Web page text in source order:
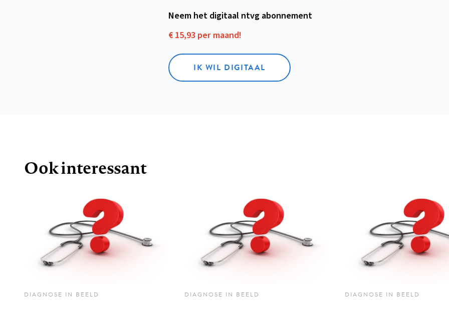
Neem het digitaal ntvg abonnement
€ 15,93 per maand!
IK WIL DIGITAAL
Ook interessant
DIAGNOSE IN BEELD DIAGNOSE IN BEELD DIAGNOSE IN BEELD